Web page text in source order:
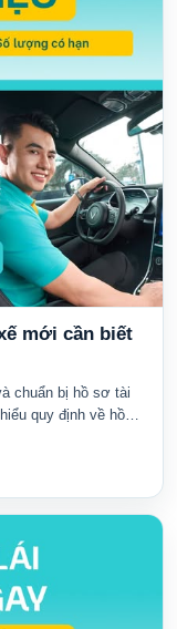
mới cần biết
chuẩn bị hồ sơ tài
quy định về hồ